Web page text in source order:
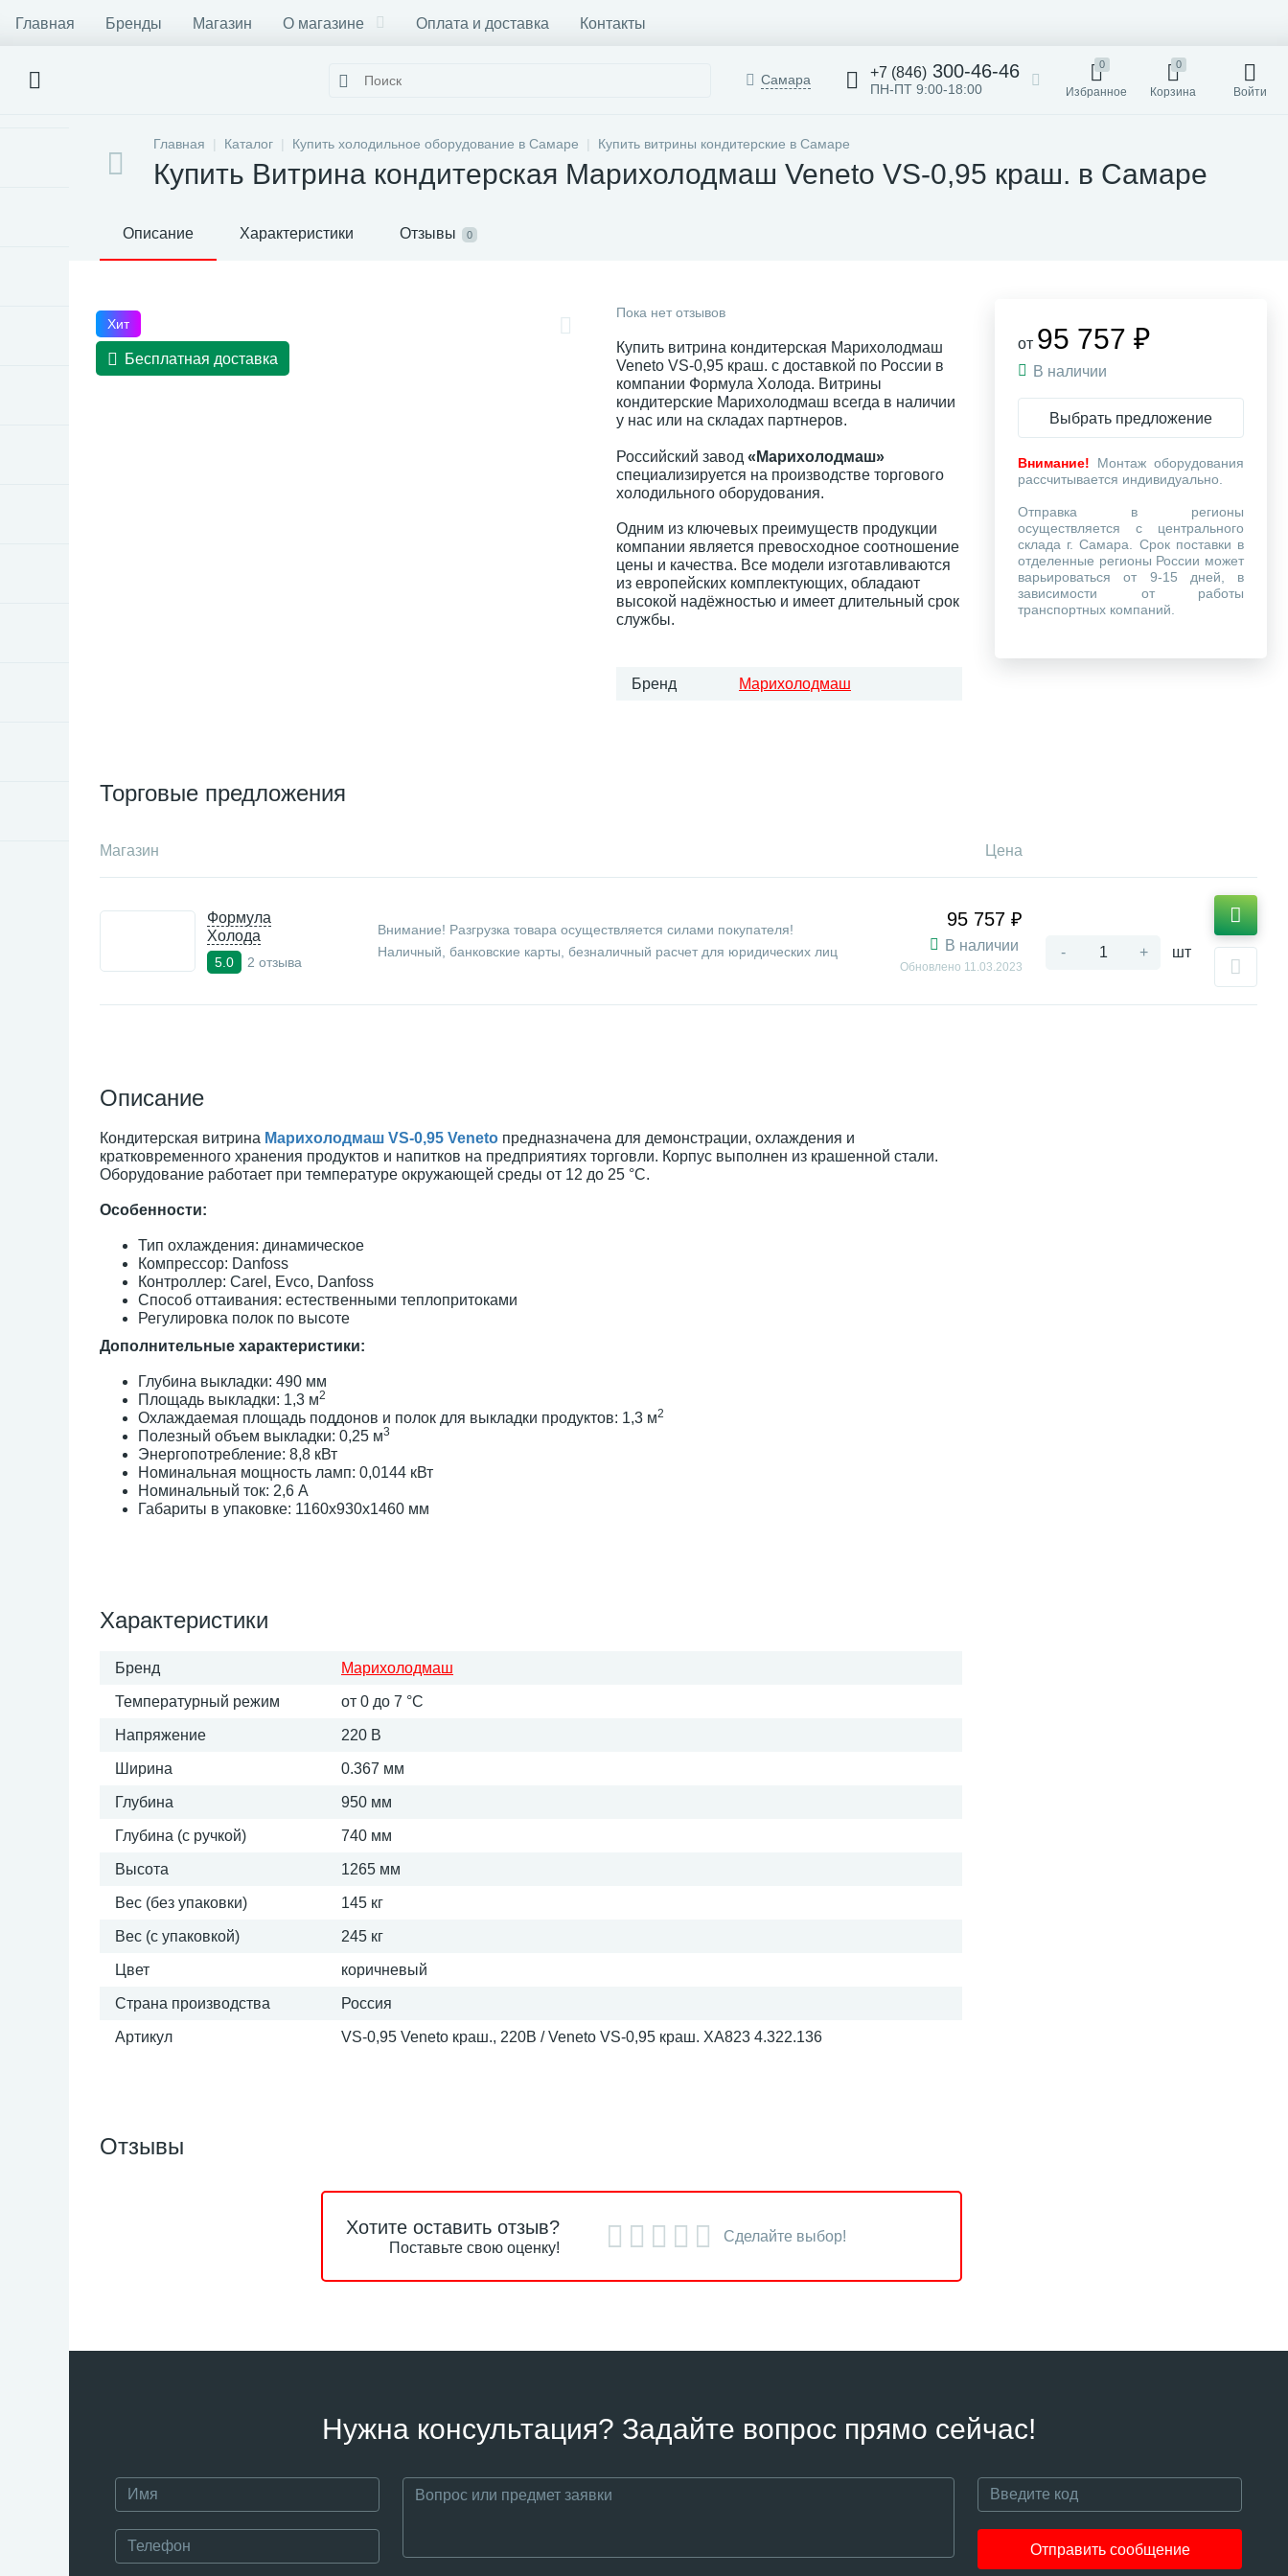
Главная Бренды Магазин О магазине Оплата и доставка Контакты
Самара +7 (846) 300-46-46
ПН-ПТ 9:00-18:00
0
Избранное
0
Корзина Войти
Главная Каталог Купить холодильное оборудование в Самаре Купить витрины кондитерские в Самаре
Купить Витрина кондитерская Марихолодмаш Veneto VS-0,95 краш. в Самаре
Описание Характеристики Отзывы 0
Хит
Бесплатная доставка
Пока нет отзывов
Купить витрина кондитерская Марихолодмаш
Veneto VS-0,95 краш. с доставкой по России в
компании Формула Холода. Витрины
кондитерские Марихолодмаш всегда в наличии
у нас или на складах партнеров.
Российский завод «Марихолодмаш»
специализируется на производстве торгового
холодильного оборудования.
Одним из ключевых преимуществ продукции
компании является превосходное соотношение
цены и качества. Все модели изготавливаются
из европейских комплектующих, обладают
высокой надёжностью и имеет длительный срок
службы.
Бренд Марихолодмаш
Торговые предложения
Магазин Цена
Формула
Холода
5.0 2 отзыва
Внимание! Разгрузка товара осуществляется силами покупателя!
Наличный, банковские карты, безналичный расчет для юридических лиц
95 757 ₽
В наличии
Обновлено 11.03.2023
- + шт
Описание
Кондитерская витрина Марихолодмаш VS-0,95 Veneto предназначена для демонстрации, охлаждения и
кратковременного хранения продуктов и напитков на предприятиях торговли. Корпус выполнен из крашенной стали.
Оборудование работает при температуре окружающей среды от 12 до 25 °С.
Особенности:
Тип охлаждения: динамическое
Компрессор: Danfoss
Контроллер: Carel, Evco, Danfoss
Способ оттаивания: естественными теплопритоками
Регулировка полок по высоте
Дополнительные характеристики:
Глубина выкладки: 490 мм
Площадь выкладки: 1,3 м2
Охлаждаемая площадь поддонов и полок для выкладки продуктов: 1,3 м2
Полезный объем выкладки: 0,25 м3
Энергопотребление: 8,8 кВт
Номинальная мощность ламп: 0,0144 кВт
Номинальный ток: 2,6 А
Габариты в упаковке: 1160х930х1460 мм
Характеристики
Бренд Марихолодмаш
Температурный режим от 0 до 7 °С
Напряжение 220 В
Ширина 0.367 мм
Глубина 950 мм
Глубина (с ручкой) 740 мм
Высота 1265 мм
Вес (без упаковки) 145 кг
Вес (с упаковкой) 245 кг
Цвет коричневый
Страна производства Россия
Артикул VS-0,95 Veneto краш., 220В / Veneto VS-0,95 краш. ХА823 4.322.136
от 95 757 ₽
В наличии
Выбрать предложение
Внимание! Монтаж оборудования
рассчитывается индивидуально.
Отправка в регионы
осуществляется с центрального
склада г. Самара. Срок поставки в
отделенные регионы России может
варьироваться от 9-15 дней, в
зависимости от работы
транспортных компаний.
Отзывы
Хотите оставить отзыв?
Поставьте свою оценку!
Сделайте выбор!
Нужна консультация? Задайте вопрос прямо сейчас!
Отправить сообщение